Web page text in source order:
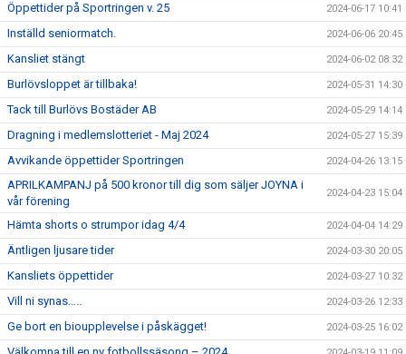
Öppettider på Sportringen v. 25 2024-06-17 10:41
Inställd seniormatch. 2024-06-06 20:45
Kansliet stängt 2024-06-02 08:32
Burlövsloppet är tillbaka! 2024-05-31 14:30
Tack till Burlövs Bostäder AB 2024-05-29 14:14
Dragning i medlemslotteriet - Maj 2024 2024-05-27 15:39
Avvikande öppettider Sportringen 2024-04-26 13:15
APRILKAMPANJ på 500 kronor till dig som säljer JOYNA i
vår förening
2024-04-23 15:04
Hämta shorts o strumpor idag 4/4 2024-04-04 14:29
Äntligen ljusare tider 2024-03-30 20:05
Kansliets öppettider 2024-03-27 10:32
Vill ni synas….. 2024-03-26 12:33
Ge bort en bioupplevelse i påskägget! 2024-03-25 16:02